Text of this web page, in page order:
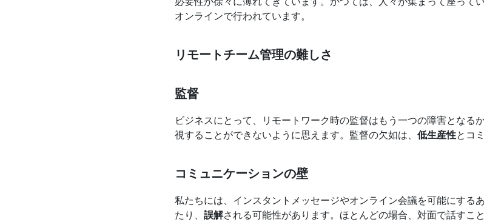
オンラインで行われています。
リモートチーム管理の難しさ
監督
ビジネスにとって、リモートワーク時の監督はもう一つの障害とな
視することができないように思えます。監督の欠如は、 低生産性とコ
コミュニケーションの壁
私たちには、インスタントメッセージやオンライン会議を可能にす
たり、 誤解される可能性があります。ほとんどの場合、対面で話すこ